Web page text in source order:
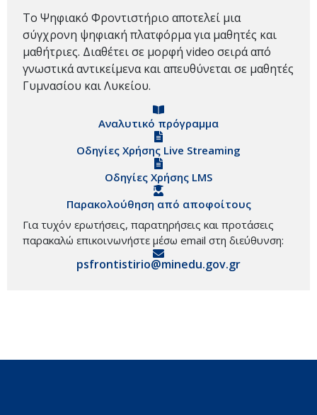
Το Ψηφιακό Φροντιστήριο αποτελεί μια
σύγχρονη ψηφιακή πλατφόρμα για μαθητές και
μαθήτριες. Διαθέτει σε μορφή video σειρά από
γνωστικά αντικείμενα και απευθύνεται σε μαθητές
Γυμνασίου και Λυκείου.
Αναλυτικό πρόγραμμα
Οδηγίες Χρήσης Live Streaming
Οδηγίες Χρήσης LMS
Παρακολούθηση από αποφοίτους
Για τυχόν ερωτήσεις, παρατηρήσεις και προτάσεις
παρακαλώ επικοινωνήστε μέσω email στη διεύθυνση:
psfrontistirio@minedu.gov.gr